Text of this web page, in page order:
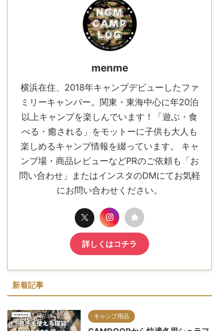
menme
横浜在住、2018年キャンプデビューしたファ
ミリーキャンパー。関東・東海中心に年20泊
以上キャンプを楽しんでいます！「遊ぶ・食
べる・癒される」をモットーに子供も大人も
楽しめるキャンプ情報を綴っています。 キャ
ンプ場・商品レビューなどPRのご依頼も「お
問い合わせ」またはインスタのDMにてお気軽
にお問い合わせください。
詳しくはコチラ
新着記事
キャンプ用品